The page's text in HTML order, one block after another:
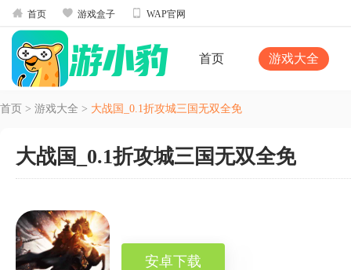
 首页  游戏盒子  WAP官网
首页 游戏大全
首页 > 游戏大全 > 大战国_0.1折攻城三国无双全免
大战国_0.1折攻城三国无双全免
安卓下载